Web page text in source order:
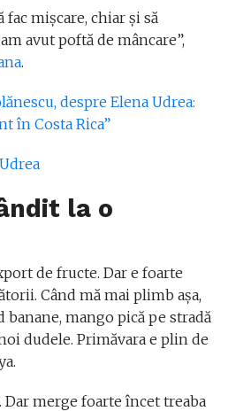
mişcare, chiar şi să
avut poftă de mâncare”,
.
despre Elena Udrea:
în Costa Rica”
la o
de fructe. Dar e foarte
Când mă mai plimb așa,
banane, mango pică pe stradă
dudele. Primăvara e plin de
merge foarte încet treaba